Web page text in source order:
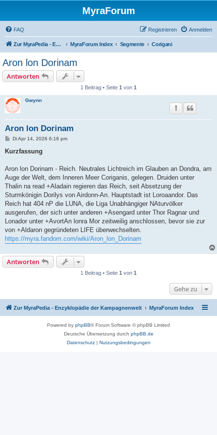
MyraForum
FAQ Anmelden
Registrieren
Zur MyraPedia - Enzyklopädie der Kampagnenwelt MyraForum Index Segmente Corigani
Aron lon Dorinam
Antworten
1 Beitrag • Seite 1 von 1
Gwynn
Aron lon Dorinam
B
i
a
Di Apr 14, 2026 6:16 pm
Kurzfassung
Aron lon Dorinam - Reich. Neutrales Lichtreich im Glauben an Dondra, am
Auge der Welt, dem Inneren Meer Coriganis, gelegen. Druiden unter
Thalin na read +Aladain regieren das Reich, seit Absetzung der
Sturmkönigin Dorilys von Airdonn-An. Hauptstadt ist Loroaandor. Das
Reich hat 404 nP die LUNA, die Liga Unabhängiger NAturvölker
ausgerufen, der sich unter anderen +Asengard unter Thor Ragnar und
Lonador unter +AvortAn lonra Mor zeitweilig anschlossen, bevor sie zur
von +Aldaron gegründeten LIFE überwechselten.
https://myra.fandom.com/wiki/Aron_lon_Dorinam
Antworten
1 Beitrag • Seite 1 von 1
Gehe zu
Zur MyraPedia - Enzyklopädie der Kampagnenwelt MyraForum Index
Powered by phpBB® Forum Software © phpBB Limited
Deutsche Übersetzung durch phpBB.de
Datenschutz| Nutzungsbedingungen